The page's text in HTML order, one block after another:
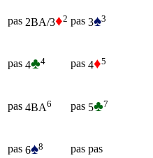
pas 2BA/3♦2 pas 3♠3
pas 4♣4 pas 4♦5
pas 4BA6 pas 5♣7
pas 6♠8 pas pas